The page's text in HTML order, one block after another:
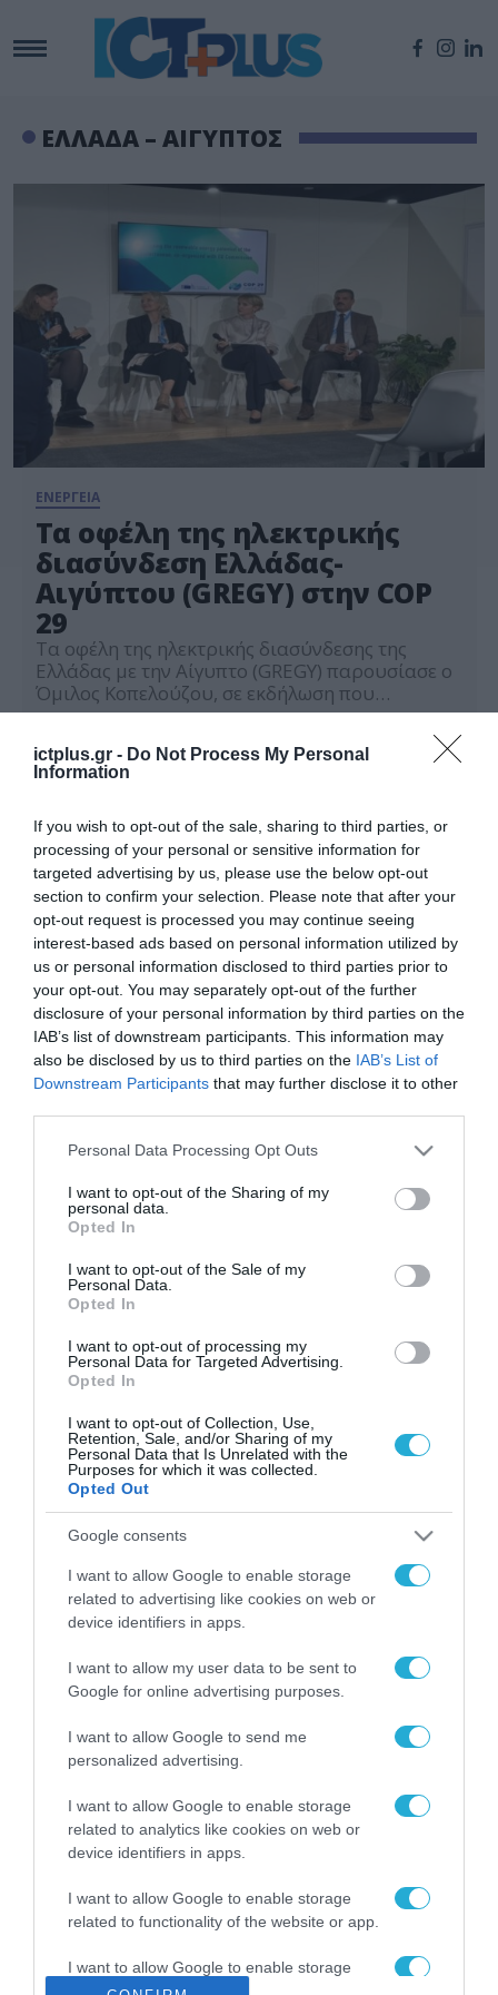
ictplus.gr - Do Not Process My Personal
Information
If you wish to opt-out of the sale, sharing to third parties, or
processing of your personal or sensitive information for
targeted advertising by us, please use the below opt-out
section to confirm your selection. Please note that after your
opt-out request is processed you may continue seeing
interest-based ads based on personal information utilized by
us or personal information disclosed to third parties prior to
your opt-out. You may separately opt-out of the further
disclosure of your personal information by third parties on the
IAB’s list of downstream participants. This information may
also be disclosed by us to third parties on the IAB’s List of
Downstream Participants that may further disclose it to other
Please note that this website/app uses one or more Google
not limited to your visit or usage behaviour. You may click to
grant or deny consent to Google and its third-party tags to
use your data for below specified purposes in below Google
consent section.
Personal Data Processing Opt Outs
I want to opt-out of the Sharing of my
personal data.
Opted In
I want to opt-out of the Sale of my
Personal Data.
Opted In
I want to opt-out of processing my
Personal Data for Targeted Advertising.
Opted In
I want to opt-out of Collection, Use,
Retention, Sale, and/or Sharing of my
Personal Data that Is Unrelated with the
Purposes for which it was collected.
Opted Out
Google consents
I want to allow Google to enable storage
related to advertising like cookies on web or
device identifiers in apps.
I want to allow my user data to be sent to
Google for online advertising purposes.
I want to allow Google to send me
personalized advertising.
I want to allow Google to enable storage
related to analytics like cookies on web or
device identifiers in apps.
I want to allow Google to enable storage
related to functionality of the website or app.
I want to allow Google to enable storage
related to personalization.
ΕΛΛΑΔΑ – ΑΙΓΥΠΤΟΣ
ΕΝΕΡΓΕΙΑ
Τα οφέλη της ηλεκτρικής
διασύνδεση Ελλάδας-
Αιγύπτου (GREGY) στην COP
29
Τα οφέλη της ηλεκτρικής διασύνδεσης της
Ελλάδας με την Αίγυπτο (GREGY) παρουσίασε ο
Όμιλος Κοπελούζου, σε εκδήλωση που
διοργανώθηκε από το υπουργείο
Περιβάλλοντος και Ενέργειας της Ελλάδας σε
συνεργασία με την Ευρωπαϊκή Επιτροπή, στο
πλαίσιο της Παγκόσμιας Διάσκεψης των
29, στο Μπακού του Αζερμπαϊτζάν.
Συγκεκριμένα, στην εκδήλωση με […]
ΡΟΗ ΕΙΔΗΣΕΩΝ
Το χρηματοδοτούμενο
από την ΕΕ έργο “The
Gaming Police”
ενισχύει την ασφάλεια
των παιδιών στο
διαδίκτυο
31.07.2026
ΑΑΔΕ: Διευκρινίσεις
για τα πρόστιμα σε
αφορούν τους ΦΗΜ
Σ. Καλαφάτης: «Η
Τεχνητή Νοημοσύνη
δεν είναι απλώς μια
μια νέα βιομηχανική
επανάσταση»
Νέος οδηγός του ΕΚΤ
των ελληνικών